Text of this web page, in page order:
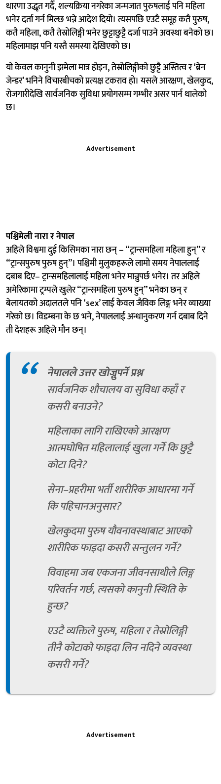
धारणा उद्धृत गर्दै, शल्यक्रिया नगरेका जन्मजात पुरुषलाई पनि महिला
भनेर दर्ता गर्न मिल्छ भन्ने आदेश दियो। त्यसपछि एउटै समूह कतै पुरुष,
कतै महिला, कतै तेस्रोलिङ्गी भनेर छुट्टाछुट्टै दर्जा पाउने अवस्था बनेको छ।
महिलामाझ पनि यस्तै समस्या देखिएको छ।
यो केवल कानुनी झमेला मात्र होइन, तेस्रोलिङ्गीको छुट्टै अस्तित्व र ‘ब्रेन
जेन्डर’ भनिने विचारबीचको प्रत्यक्ष टकराव हो। यसले आरक्षण, खेलकुद,
रोजगारीदेखि सार्वजनिक सुविधा प्रयोगसम्म गम्भीर असर पार्न थालेको
छ।
Advertisement
पश्चिमेली नारा र नेपाल
अहिले विश्वमा दुई किसिमका नारा छन् – “ट्रान्समहिला महिला हुन्” र
“ट्रान्सपुरुष पुरुष हुन्”। पश्चिमी मुलुकहरूले लामो समय नेपाललाई
दबाब दिए– ट्रान्समहिलालाई महिला भनेर मान्नुपर्छ भनेर। तर अहिले
अमेरिकामा ट्रम्पले खुलेर “ट्रान्समहिला पुरुष हुन्” भनेका छन् र
बेलायतको अदालतले पनि ‘sex’ लाई केवल जैविक लिङ्ग भनेर व्याख्या
गरेको छ। विडम्बना के छ भने, नेपाललाई अन्धानुकरण गर्न दबाब दिने
ती देशहरू अहिले मौन छन्।
नेपालले उत्तर खोज्नुपर्ने प्रश्न
सार्वजनिक शौचालय वा सुविधा कहाँ र
कसरी बनाउने?
महिलाका लागि राखिएको आरक्षण
आत्मघोषित महिलालाई खुला गर्ने कि छुट्टै
कोटा दिने?
सेना–प्रहरीमा भर्ती शारीरिक आधारमा गर्ने
कि पहिचानअनुसार?
खेलकुदमा पुरुष यौवनावस्थाबाट आएको
शारीरिक फाइदा कसरी सन्तुलन गर्ने?
विवाहमा जब एकजना जीवनसाथीले लिङ्ग
परिवर्तन गर्छ, त्यसको कानुनी स्थिति के
हुन्छ?
एउटै व्यक्तिले पुरुष, महिला र तेस्रोलिङ्गी
तीनै कोटाको फाइदा लिन नदिने व्यवस्था
कसरी गर्ने?
Advertisement